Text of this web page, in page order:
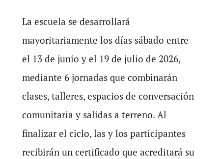
La escuela se desarrollará
mayoritariamente los días sábado entre
el 13 de junio y el 19 de julio de 2026,
mediante 6 jornadas que combinarán
clases, talleres, espacios de conversación
comunitaria y salidas a terreno. Al
finalizar el ciclo, las y los participantes
recibirán un certificado que acreditará su